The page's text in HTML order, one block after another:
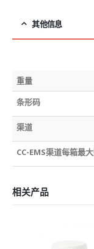
其他信息
重量
条形码
渠道
CC-EMS渠道每箱最
相关产品